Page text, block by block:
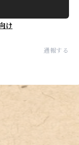
け
通報する